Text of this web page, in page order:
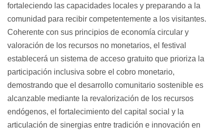
fortaleciendo las capacidades locales y preparando a la
comunidad para recibir competentemente a los visitantes.
Coherente con sus principios de economía circular y
valoración de los recursos no monetarios, el festival
establecerá un sistema de acceso gratuito que prioriza la
participación inclusiva sobre el cobro monetario,
demostrando que el desarrollo comunitario sostenible es
alcanzable mediante la revalorización de los recursos
endógenos, el fortalecimiento del capital social y la
articulación de sinergias entre tradición e innovación en